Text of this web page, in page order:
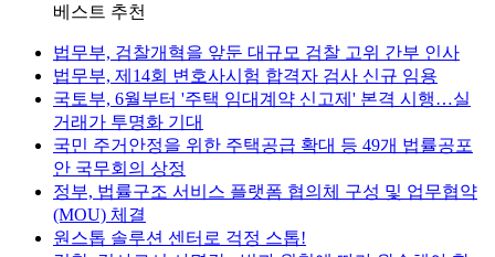
베스트 추천
법무부, 검찰개혁을 앞둔 대규모 검찰 고위 간부 인사
법무부, 제14회 변호사시험 합격자 검사 신규 임용
국토부, 6월부터 '주택 임대계약 신고제' 본격 시행…실
거래가 투명화 기대
국민 주거안정을 위한 주택공급 확대 등 49개 법률공포
안 국무회의 상정
정부, 법률구조 서비스 플랫폼 협의체 구성 및 업무협약
(MOU) 체결
원스톱 솔루션 센터로 걱정 스톱!